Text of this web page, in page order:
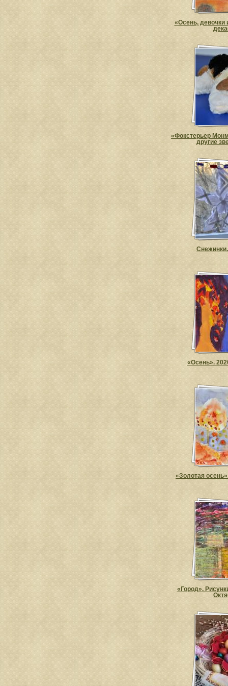
«Осень, девочки
«Фокстерьер
другие
«Осень».
«Золотая
«Город».